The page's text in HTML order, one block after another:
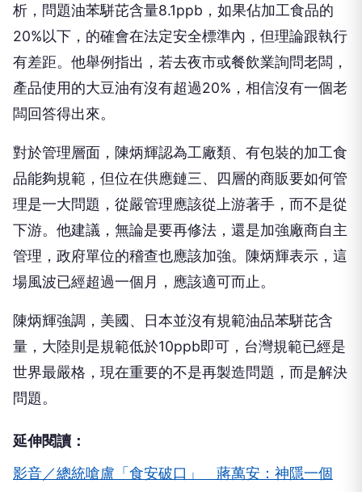
析，問題油苯駢芘含量8.1ppb，如果佔加工食品的
20%以下，的確會在法定安全標準內，但理論跟執行
有差距。他舉例指出，若去夜市或餐飲業詢問老闆，
產品使用的大豆油有沒有超過20%，相信沒有一個老
闆回答得出來。
對於管理層面，陳炳輝認為工廠類、有包裝的加工食
品能夠規範，但位在供應鏈三、四層的商販要如何管
理是一大問題，從嚴管理應該從上游著手，而不是從
下游。他建議，無論是要再修法，還是加強廠商自主
管理，政府單位的稽查也應該加強。陳炳輝表示，這
場風波已經超過一個月，應該適可而止。
陳炳輝強調，美國、日本並沒有規範油品苯駢芘含
量，大陸則是規範低於10ppb即可，台灣規範已經是
世界最嚴格，現在重要的不是再製造問題，而是解決
問題。
延伸閱讀：
影音／總統嗆盧「食安破口」 蔣萬安：神隱一個